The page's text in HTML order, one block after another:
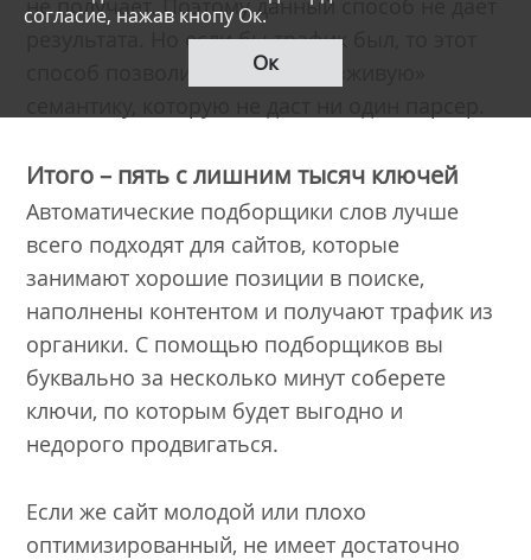
не получает. Поэтому данный способ не дает
результата. Но если бы трафик был, то этот
способ позволил бы собрать «живую»
Итого – пять с лишним тысяч ключей
Автоматические подборщики слов лучше
всего подходят для сайтов, которые
занимают хорошие позиции в поиске,
наполнены контентом и получают трафик из
органики. С помощью подборщиков вы
буквально за несколько минут соберете
ключи, по которым будет выгодно и
недорого продвигаться.
Если же сайт молодой или плохо
оптимизированный, не имеет достаточно
согласие, нажав кнопу Ок.
Ок